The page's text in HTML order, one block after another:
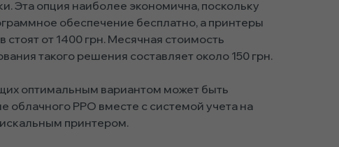
Эта опция наиболее экономична, поскольку
обеспечение бесплатно, а принтеры
стоят от 1400 грн. Месячная стоимость
такого решения составляет около 150 грн.
оптимальным вариантом может быть
облачного РРО вместе с системой учета на
принтером.